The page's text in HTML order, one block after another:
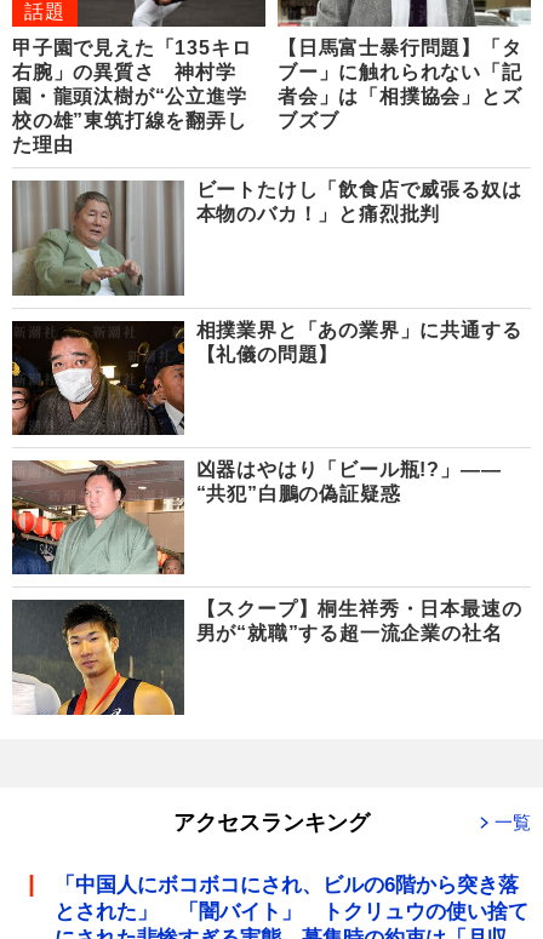
話題
甲子園で見えた「135キロ
右腕」の異質さ 神村学
園・龍頭汰樹が“公立進学
校の雄”東筑打線を翻弄し
た理由
【日馬富士暴行問題】「タ
ブー」に触れられない「記
者会」は「相撲協会」とズ
ブズブ
ビートたけし「飲食店で威張る奴は
本物のバカ！」と痛烈批判
相撲業界と「あの業界」に共通する
【礼儀の問題】
凶器はやはり「ビール瓶!?」――
“共犯”白鵬の偽証疑惑
【スクープ】桐生祥秀・日本最速の
男が“就職”する超一流企業の社名
アクセスランキング 一覧
「中国人にボコボコにされ、ビルの6階から突き落
とされた」 「闇バイト」 トクリュウの使い捨て